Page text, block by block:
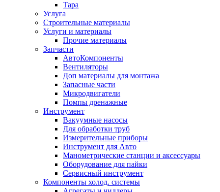
Тара
Услуга
Строительные материалы
Услуги и материалы
Прочие материалы
Запчасти
АвтоКомпоненты
Вентиляторы
Доп материалы для монтажа
Запасные части
Микродвигатели
Помпы дренажные
Инструмент
Вакуумные насосы
Для обработки труб
Измерительные приборы
Инструмент для Авто
Манометрические станции и аксессуары
Оборудование для пайки
Сервисный инструмент
Компоненты холод. системы